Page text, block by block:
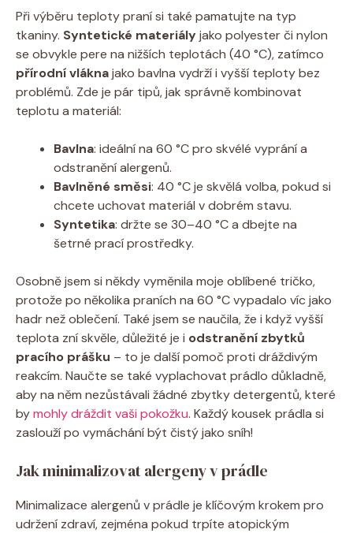
Při výběru teploty praní si také pamatujte na typ
tkaniny. Syntetické materiályjako polyester ‌či nylon
se obvykle pere na nižších teplotách (40 ⁢°C), zatímco
přírodní vlákna‍jako bavlna ‍vydrží i vyšší teploty bez
⁣problémů. Zde je pár tipů,⁣ jak správně kombinovat
⁣teplotu a⁢ materiál:
Bavlna: ideální na 60‍ °C pro skvélé vyprání a
odstranění alergenů.
Bavlněné ⁤směsi: 40 °C ​je skvělá volba, pokud si​
chcete‍ uchovat⁣ materiál v ⁣dobrém stavu.
Syntetika: držte ‍se ‍30–40 °C a dbejte na
šetrné prací prostředky.
Osobně ‌jsem si někdy ‍vyměnila moje oblíbené tričko,
protože ⁤po několika‍ praních ‍na 60 °C‍ vypadalo víc jako
hadr​ než‍ oblečení. Také jsem se naučila, že i když vyšší
teplota zní skvěle, důležité ⁤je i odstranění zbytků
pracího‌ prášku – to je‌ další pomoč proti dráždivým
reakcím. Naučte ​se také vyplachovat prádlo důkladně,
aby na něm nezůstávali žádné zbytky detergentů,‍ které
by ​mohly dráždit vaši pokožku. ‌Každý kousek prádla si
zaslouží ⁤po vymáchání​ být čistý ​jako sníh!
Jak minimalizovat alergeny v prádle
Minimalizace⁣ alergenů ​v prádle je klíčovým ⁤krokem pro
⁢udržení⁢ zdraví, zejména pokud⁢ trpíte atopickým